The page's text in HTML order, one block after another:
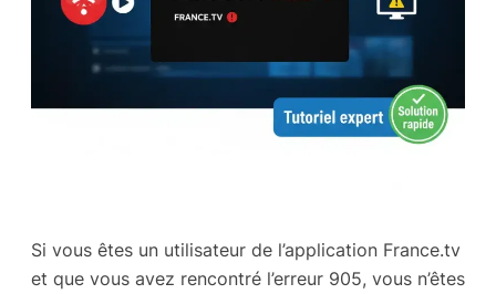
Si vous êtes un utilisateur de l’application France.tv
et que vous avez rencontré l’erreur 905, vous n’êtes